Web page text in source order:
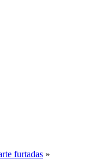
furtadas »